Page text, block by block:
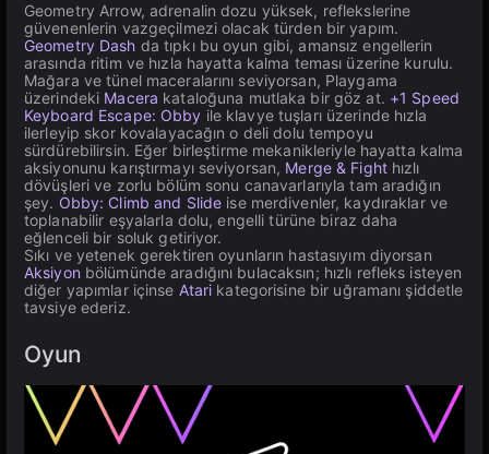
Geometry Arrow, adrenalin dozu yüksek, reflekslerine
güvenenlerin vazgeçilmezi olacak türden bir yapım.
Geometry Dash da tıpkı bu oyun gibi, amansız engellerin
arasında ritim ve hızla hayatta kalma teması üzerine kurulu.
Mağara ve tünel maceralarını seviyorsan, Playgama
üzerindeki Macera kataloğuna mutlaka bir göz at. +1 Speed
Keyboard Escape: Obby ile klavye tuşları üzerinde hızla
ilerleyip skor kovalayacağın o deli dolu tempoyu
sürdürebilirsin. Eğer birleştirme mekanikleriyle hayatta kalma
aksiyonunu karıştırmayı seviyorsan, Merge & Fighthızlı
dövüşleri ve zorlu bölüm sonu canavarlarıyla tam aradığın
şey. Obby: Climb and Slide ise merdivenler, kaydıraklar ve
toplanabilir eşyalarla dolu, engelli türüne biraz daha
eğlenceli bir soluk getiriyor.
Sıkı ve yetenek gerektiren oyunların hastasıyım diyorsan
Aksiyon bölümünde aradığını bulacaksın; hızlı refleks isteyen
diğer yapımlar içinse Atari kategorisine bir uğramanı şiddetle
tavsiye ederiz.
Oyun